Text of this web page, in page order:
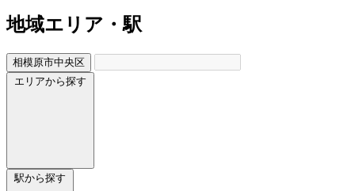
地域エリア・駅
相模原市中央区
エリアから探す
駅から探す